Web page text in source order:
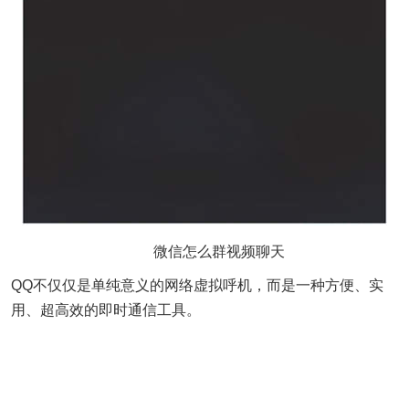
微信怎么群视频聊天
QQ不仅仅是单纯意义的网络虚拟呼机，而是一种方便、实
用、超高效的即时通信工具。